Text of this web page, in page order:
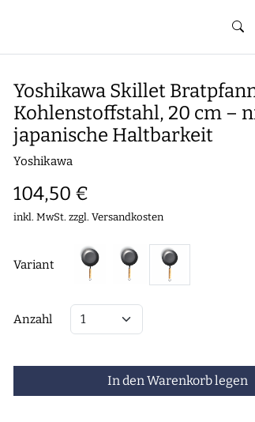
Yoshikawa Skillet
Kohlenstoffstahl, 20 cm –
japanische Haltbarkeit
Yoshikawa
104,50 €
inkl. MwSt. zzgl. Versandkosten
Variant
Anzahl
In den Warenkorb legen